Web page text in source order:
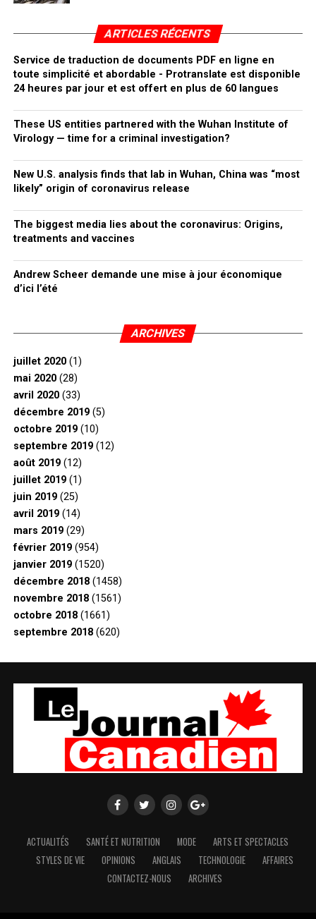
ARTICLES RÉCENTS
Service de traduction de documents PDF en ligne en
toute simplicité et abordable - Protranslate est disponible
24 heures par jour et est offert en plus de 60 langues
These US entities partnered with the Wuhan Institute of
Virology — time for a criminal investigation?
New U.S. analysis finds that lab in Wuhan, China was “most
likely” origin of coronavirus release
The biggest media lies about the coronavirus: Origins,
treatments and vaccines
Andrew Scheer demande une mise à jour économique
d’ici l’été
ARCHIVES
juillet 2020(1)
mai 2020(28)
avril 2020(33)
décembre 2019(5)
octobre 2019(10)
septembre 2019(12)
août 2019(12)
juillet 2019(1)
juin 2019(25)
avril 2019(14)
mars 2019(29)
février 2019(954)
janvier 2019(1520)
décembre 2018(1458)
novembre 2018(1561)
octobre 2018(1661)
septembre 2018(620)
ACTUALITÉS SANTÉ ET NUTRITION MODE
ARTS ET SPECTACLES
STYLES DE VIE
OPINIONS ANGLAIS TECHNOLOGIE
AFFAIRES
CONTACTEZ-NOUS
ARCHIVES